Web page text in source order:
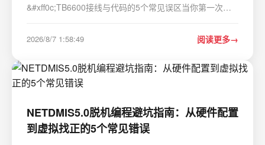
&#xff0c;TB6600接线与代码的5个常见误区当你第一次尝
驱动器上那些密密麻麻的接口和拨码开关搞得晕头转向。
2026/8/7 1:58:49 阅读更多
NETDMIS5.0脱机编程避坑指南：从硬件配置
到虚拟找正的5个常见错误